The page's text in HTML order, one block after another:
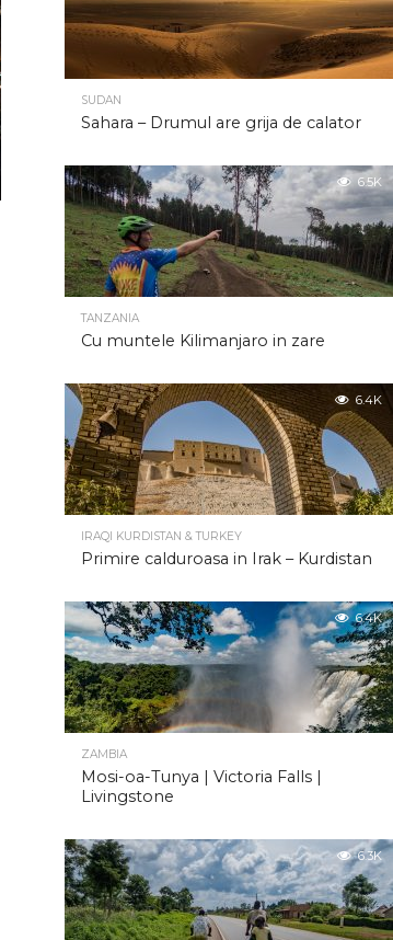
SUDAN
Sahara – Drumul are grija de calator
6.5K
TANZANIA
Cu muntele Kilimanjaro in zare
6.4K
IRAQI KURDISTAN & TURKEY
Primire calduroasa in Irak – Kurdistan
6.4K
ZAMBIA
Mosi-oa-Tunya | Victoria Falls |
Livingstone
6.3K